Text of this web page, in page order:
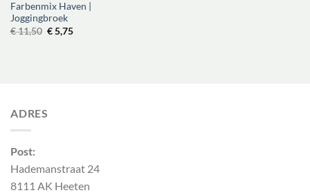
Farbenmix Haven |
Joggingbroek
€11,50 Oorspronkelijke
prijs
€5,75Huidige
ADRES
Post:
Hademanstraat 24
8111 AK Heeten